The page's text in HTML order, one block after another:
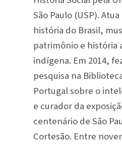
São Paulo (USP).
história do Brasil,
patrimônio e história
indígena. Em 2014,
pesquisa na
Portugal sobre o
e curador da
centenário de São
Cortesão. Entre